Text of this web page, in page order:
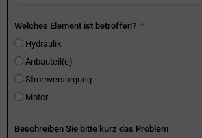
Welches Element ist betroffen?
Hydraulik
Anbauteil(e)
Stromversorgung
Motor
Beschreiben Sie bitte kurz das Problem